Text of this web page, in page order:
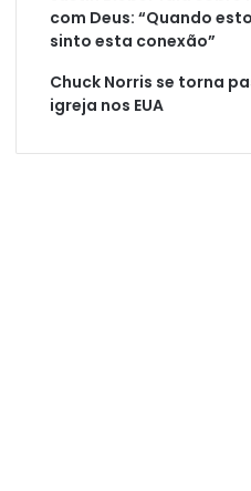
com Deus: “Quando
sinto esta conexão”
Chuck Norris se torna
igreja nos EUA